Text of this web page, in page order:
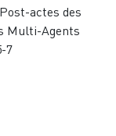
actes des
Multi-Agents
7